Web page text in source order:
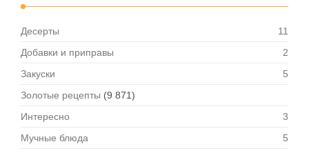
Десерты
11
Добавки и приправы
2
Закуски
5
Золотые рецепты (9 871)
Интересно
3
Мучные блюда
5